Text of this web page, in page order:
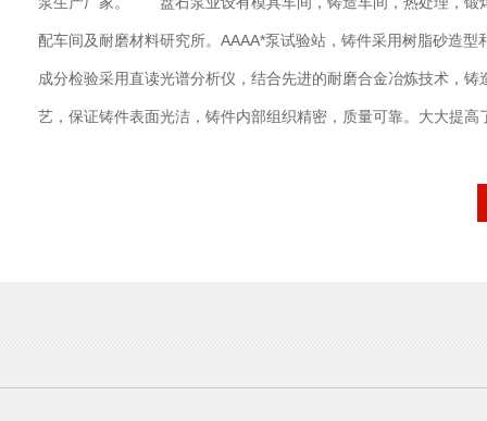
配车间及耐磨材料研究所。AAAA*泵试验站，铸件采用树脂砂造型
成分检验采用直读光谱分析仪，结合先进的耐磨合金冶炼技术，铸
艺，保证铸件表面光洁，铸件内部组织精密，质量可靠。大大提高